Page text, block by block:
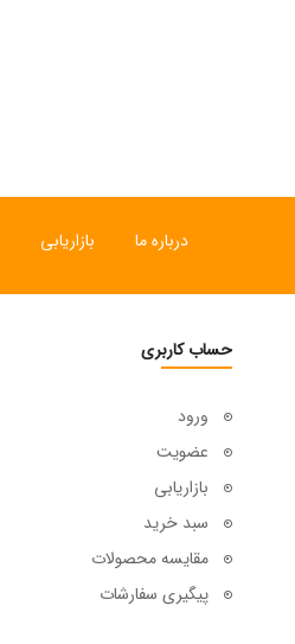
درباره ما بازاریابی
حساب کاربری
ورود
عضویت
بازاریابی
سبد خرید
مقایسه محصولات
پیگیری سفارشات